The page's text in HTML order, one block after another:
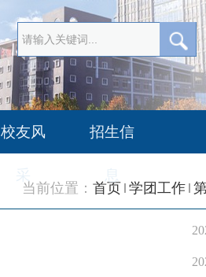
校友风 招生信
当前位置： 首页 学团工作